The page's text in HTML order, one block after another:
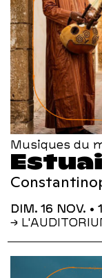
Musiques du
DIM. 16 NOV. •
→